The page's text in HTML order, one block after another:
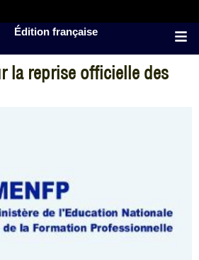
Édition française
la reprise officielle des